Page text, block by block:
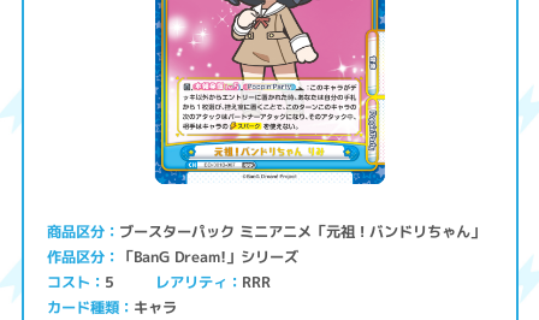
商品区分 ブースターパック ミニアニメ「元祖！バンドリちゃん」
作品区分 「BanG Dream!」シリーズ
コスト 5 レアリティ RRR
カード種類 キャラ